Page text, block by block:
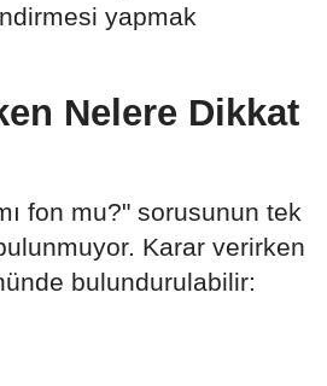
yapmak
Nelere Dikkat
fon mu?" sorusunun tek
Karar verirken
bulundurulabilir: